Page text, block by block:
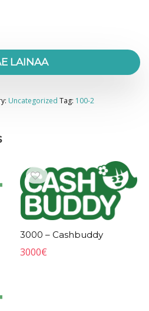
LAINAA
Uncategorized Tag: 100-2
3000 – Cashbuddy
3000€